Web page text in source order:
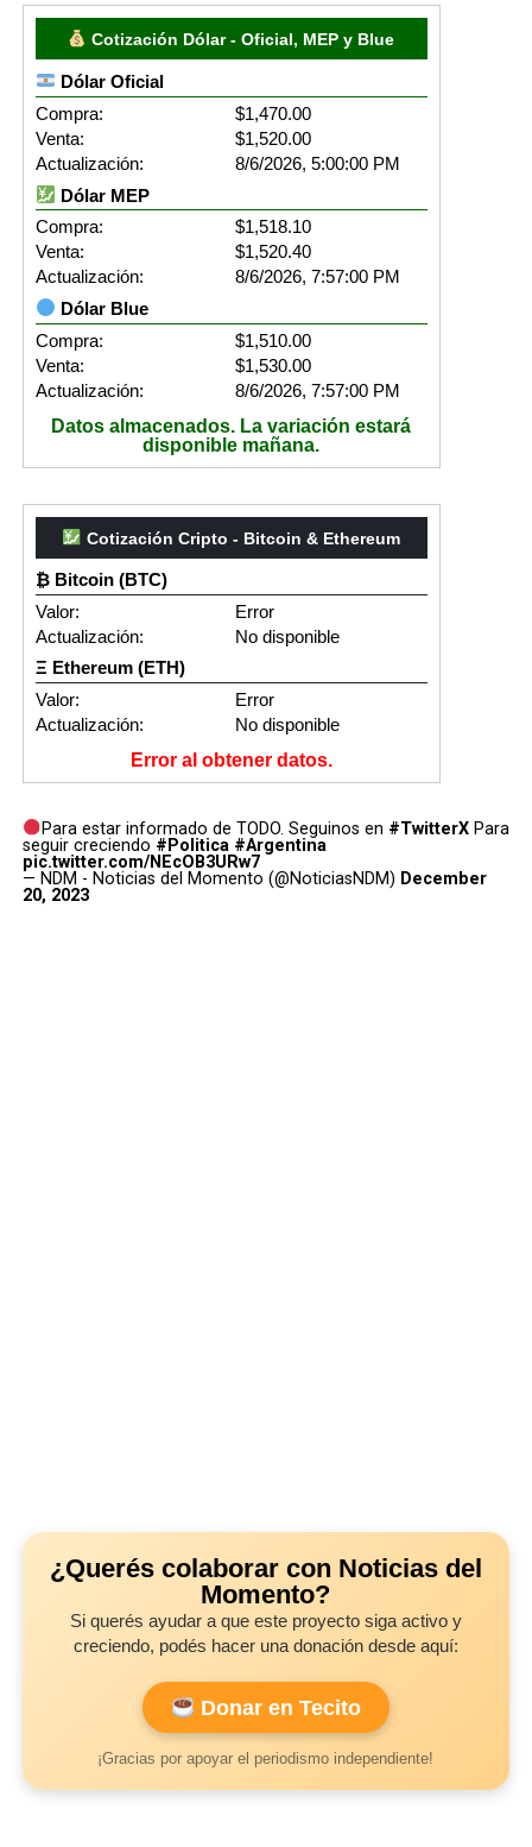
Cotización Dólar - Oficial, MEP y Blue
Dólar Oficial
Compra:
$1,470.00
Venta:
$1,520.00
Actualización:
8/6/2026, 5:00:00 PM
Dólar MEP
Compra:
$1,518.10
Venta:
$1,520.40
Actualización:
8/6/2026, 7:57:00 PM
Dólar Blue
Compra:
$1,510.00
Venta:
$1,530.00
Actualización:
8/6/2026, 7:57:00 PM
Datos almacenados. La variación estará
disponible mañana.
Cotización Cripto - Bitcoin & Ethereum
₿ Bitcoin (BTC)
Valor:
Error
Actualización:
No disponible
Ξ Ethereum (ETH)
Valor:
Error
Actualización:
No disponible
Error al obtener datos.
Para estar informado de TODO. Seguinos en #TwitterX Para
seguir creciendo #Politica #Argentina
pic.twitter.com/NEcOB3URw7
— NDM - Noticias del Momento (@NoticiasNDM) December
20, 2023
¿Querés colaborar con Noticias del
Momento?
Si querés ayudar a que este proyecto siga activo y
creciendo, podés hacer una donación desde aquí:
Donar en Tecito
¡Gracias por apoyar el periodismo independiente!